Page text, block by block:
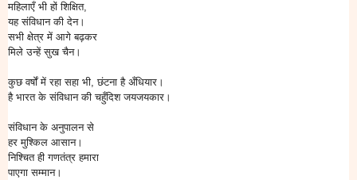
महिलाएँ भी हों शिक्षित,
यह संविधान की देन।
सभी क्षेत्र में आगे बढ़कर
मिले उन्हें सुख चैन।
कुछ वर्षों में रहा सहा भी, छंटना है अँधियार।
है भारत के संविधान की चहुँदिश जयजयकार।
संविधान के अनुपालन से
हर मुश्किल आसान।
निश्चित ही गणतंत्र हमारा
पाएगा सम्मान।